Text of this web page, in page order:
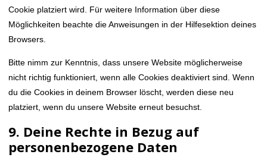
Cookie platziert wird. Für weitere Information über diese
Möglichkeiten beachte die Anweisungen in der Hilfesektion deines
Browsers.
Bitte nimm zur Kenntnis, dass unsere Website möglicherweise
nicht richtig funktioniert, wenn alle Cookies deaktiviert sind. Wenn
du die Cookies in deinem Browser löscht, werden diese neu
platziert, wenn du unsere Website erneut besuchst.
9. Deine Rechte in Bezug auf
personenbezogene Daten